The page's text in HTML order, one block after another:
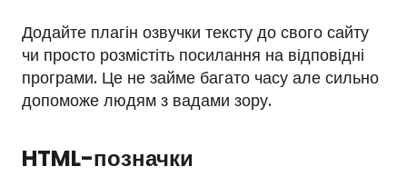
Додайте плагін озвучки тексту до свого сайту
чи просто розмістіть посилання на відповідні
програми. Це не займе багато часу але сильно
допоможе людям з вадами зору.
HTML-позначки